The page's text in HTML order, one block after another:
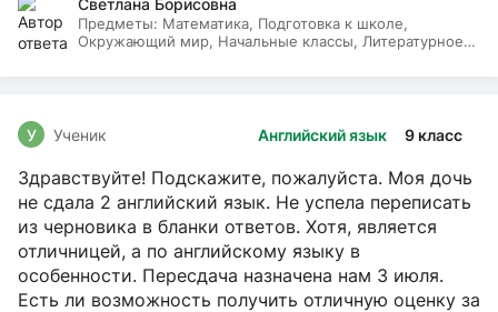
Светлана Борисовна
Предметы: Математика, Подготовка к школе,
Окружающий мир, Начальные классы, Литературное
Английский язык 9 класс
У Ученик
Здравствуйте! Подскажите, пожалуйста. Моя дочь
не сдала 2 английский язык. Не успела переписать
из черновика в бланки ответов. Хотя, является
отличницей, а по английскому языку в
особенности. Пересдача назначена нам 3 июля.
Есть ли возможность получить отличную оценку за